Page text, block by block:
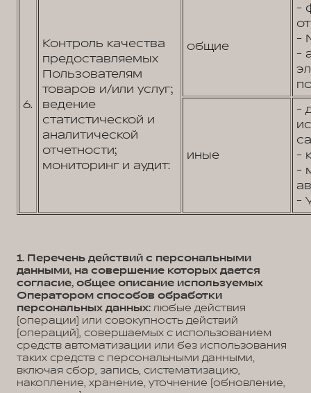
6.
Контроль качества
предоставляемых
Пользователям
товаров и/или услуг;
ведение
статистической и
аналитической
отчетности;
мониторинг и аудит:
общие
-
-
-
иные
-
-
-
-
1. Перечень действий с персональными
данными, на совершение которых дается
согласие, общее описание используемых
Оператором способов обработки
персональных данных: любые действия
(операции) или совокупность действий
(операций), совершаемых с использованием
средств автоматизации или без использования
таких средств с персональными данными,
включая сбор, запись, систематизацию,
накопление, хранение, уточнение (обновление,